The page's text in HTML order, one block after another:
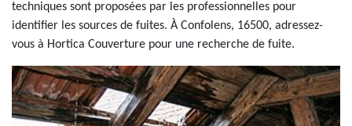
techniques sont proposées par les professionnelles pour
identifier les sources de fuites. À Confolens, 16500, adressez-
vous à Hortica Couverture pour une recherche de fuite.